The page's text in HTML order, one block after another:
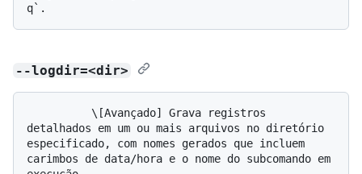
--logdir=<dir>
detalhados em um ou mais arquivos no diretório
especificado, com nomes gerados que incluem
carimbos de data/hora e o nome do subcomando em